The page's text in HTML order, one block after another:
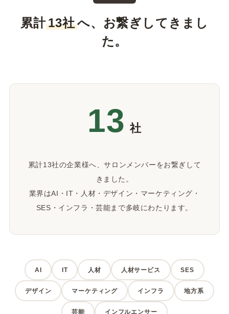
累計13社へ、お繋ぎしてきまし
た。
13 社
累計13社の企業様へ、サロンメンバーをお繋ぎして
きました。
業界はAI・IT・人材・デザイン・マーケティング・
SES・インフラ・芸能まで多岐にわたります。
AI IT 人材 人材サービス SES
デザイン マーケティング インフラ 地方系
芸能 インフルエンサー